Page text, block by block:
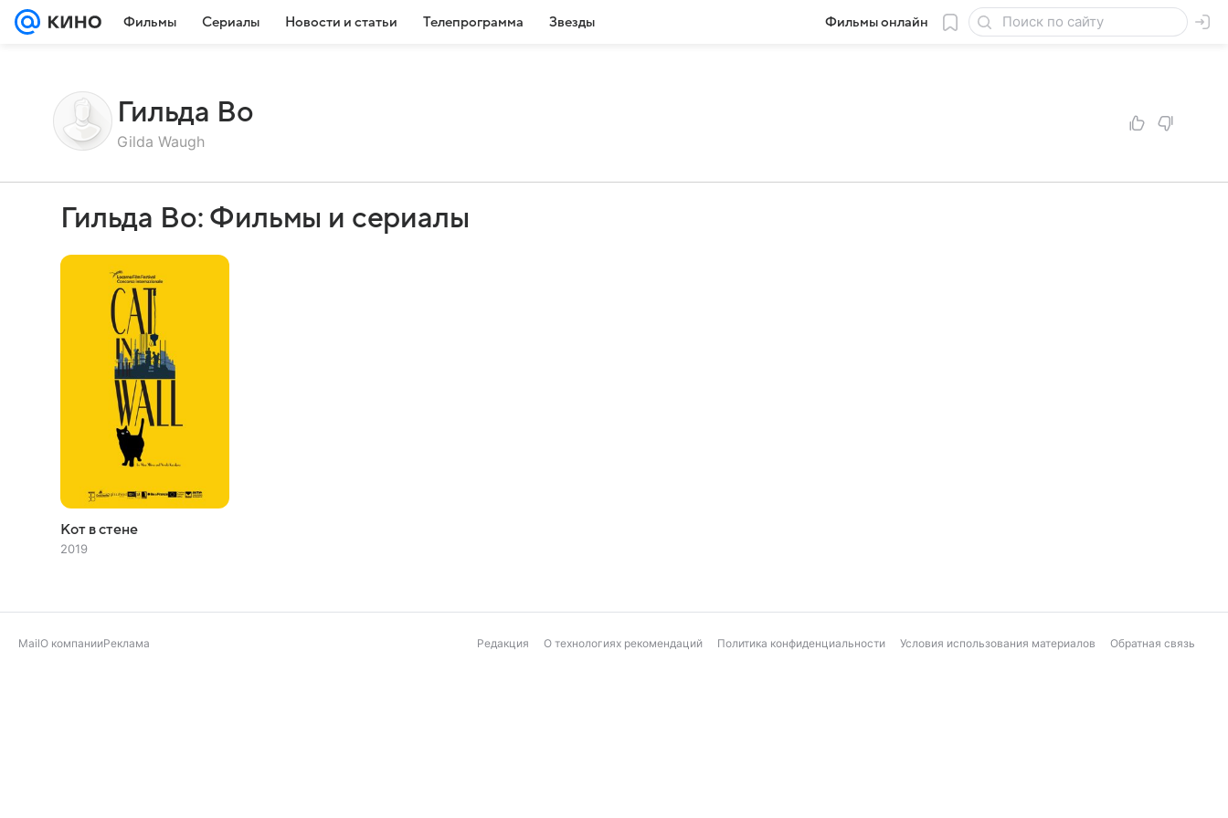
Фильмы Сериалы Новости и статьи Телепрограмма Звезды Фильмы онлайн
Гильда Во
Gilda Waugh
Гильда Во: Фильмы и сериалы
Кот в стене
2019
MailО компанииРеклама Редакция О технологиях рекомендаций Политика конфиденциальности Условия использования материалов Обратная связь